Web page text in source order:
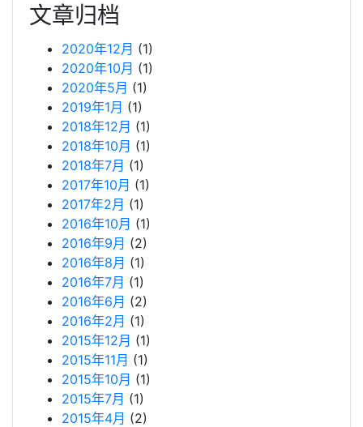
文章归档
2020年12月 (1)
2020年10月 (1)
2020年5月 (1)
2019年1月 (1)
2018年12月 (1)
2018年10月 (1)
2018年7月 (1)
2017年10月 (1)
2017年2月 (1)
2016年10月 (1)
2016年9月 (2)
2016年8月 (1)
2016年7月 (1)
2016年6月 (2)
2016年2月 (1)
2015年12月 (1)
2015年11月 (1)
2015年10月 (1)
2015年7月 (1)
2015年4月 (2)